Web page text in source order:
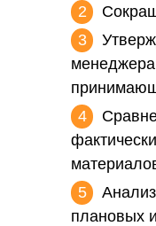
плановых